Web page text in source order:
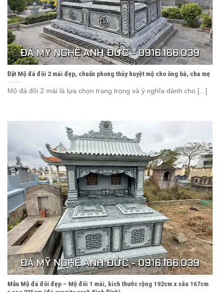
Đặt Mộ đá đôi 2 mái đẹp, chuẩn phong thủy huyệt mộ cho ông bà, cha mẹ
Mộ đá đôi 2 mái là lựa chọn trang trọng và ý nghĩa dành cho [...]
Mẫu Mộ đá đôi đẹp – Mộ đôi 1 mái, kích thước rộng 192cm x sâu 167cm